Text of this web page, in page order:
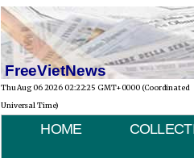
FreeVietNews
Thu Aug 06 2026 02:22:25 GMT+0000 (Coordinated
Universal Time)
HOME